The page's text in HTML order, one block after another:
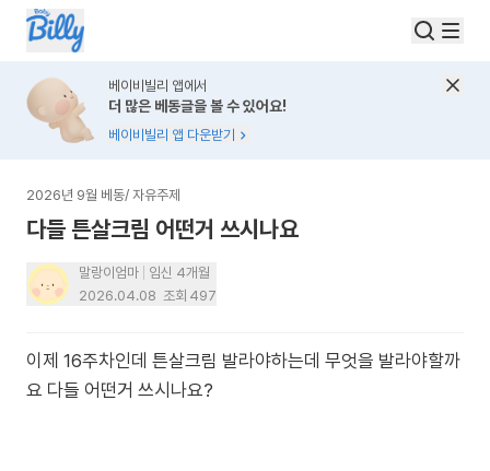
베이비빌리 앱에서
더 많은 베동글을 볼 수 있어요!
베이비빌리 앱 다운받기
2026년 9월 베동/ 자유주제
다들 튼살크림 어떤거 쓰시나요
말랑이엄마
임신 4개월
2026.04.08 조회 497
이제 16주차인데 튼살크림 발라야하는데 무엇을 발라야할까
요 다들 어떤거 쓰시나요?